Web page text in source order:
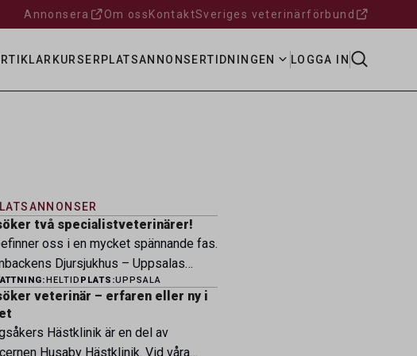
Annonsera Om oss KontaktSveriges veterinärförbund
KURSER PLATSANNONSERTIDNINGEN LOGGA IN
två specialistveterinärer!
oss i en mycket spännande fas.
Djursjukhus – Uppsalas
djursjukhus – expanderar nu sin
och söker
veterinärer med
som vill vara med
HELTID PLATS:UPPSALA
veterinär – erfaren eller ny i
Hästklinik är en del av
Husaby Hästklinik. Vid våra